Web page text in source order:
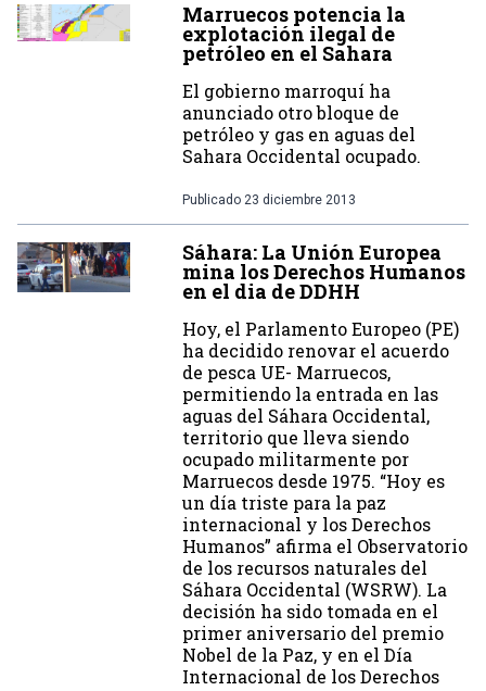
Marruecos potencia la
explotación ilegal de
petróleo en el Sahara
El gobierno marroquí ha
anunciado otro bloque de
petróleo y gas en aguas del
Sahara Occidental ocupado.
Publicado 23 diciembre 2013
Sáhara: La Unión Europea
mina los Derechos Humanos
en el dia de DDHH
Hoy, el Parlamento Europeo (PE)
ha decidido renovar el acuerdo
de pesca UE- Marruecos,
permitiendo la entrada en las
aguas del Sáhara Occidental,
territorio que lleva siendo
ocupado militarmente por
Marruecos desde 1975. “Hoy es
un día triste para la paz
internacional y los Derechos
Humanos” afirma el Observatorio
de los recursos naturales del
Sáhara Occidental (WSRW). La
decisión ha sido tomada en el
primer aniversario del premio
Nobel de la Paz, y en el Día
Internacional de los Derechos